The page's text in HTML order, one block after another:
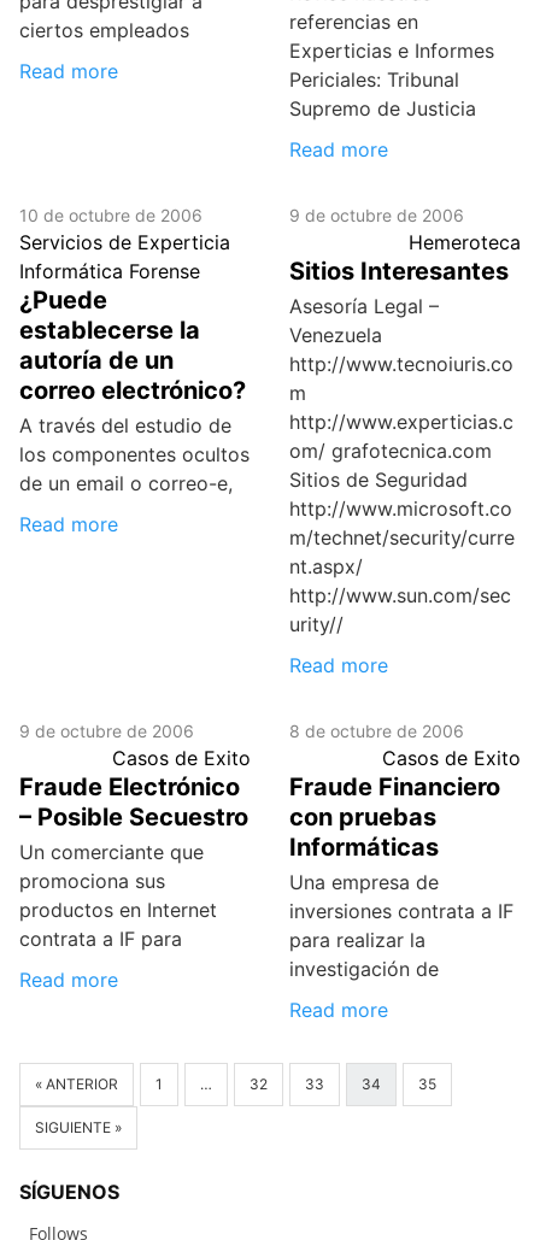
ciertos empleados
Read more
referencias en
Experticias e Informes
Periciales: Tribunal
Supremo de Justicia
Read more
10 de octubre de 2006
Servicios de Experticia
Informática Forense
¿Puede
establecerse la
autoría de un
correo electrónico?
A través del estudio de
los componentes ocultos
de un email o correo-e,
Read more
9 de octubre de 2006
Hemeroteca
Sitios Interesantes
Asesoría Legal –
Venezuela
http://www.tecnoiuris.co
m
http://www.experticias.c
om/ grafotecnica.com
Sitios de Seguridad
http://www.microsoft.co
m/technet/security/curre
nt.aspx/
http://www.sun.com/sec
urity//
Read more
9 de octubre de 2006
Casos de Exito
Fraude Electrónico
– Posible Secuestro
Un comerciante que
promociona sus
productos en Internet
contrata a IF para
Read more
8 de octubre de 2006
Casos de Exito
Fraude Financiero
con pruebas
Informáticas
Una empresa de
inversiones contrata a IF
para realizar la
investigación de
Read more
« ANTERIOR 1 … 32 33 34 35
SIGUIENTE »
SÍGUENOS
Follows